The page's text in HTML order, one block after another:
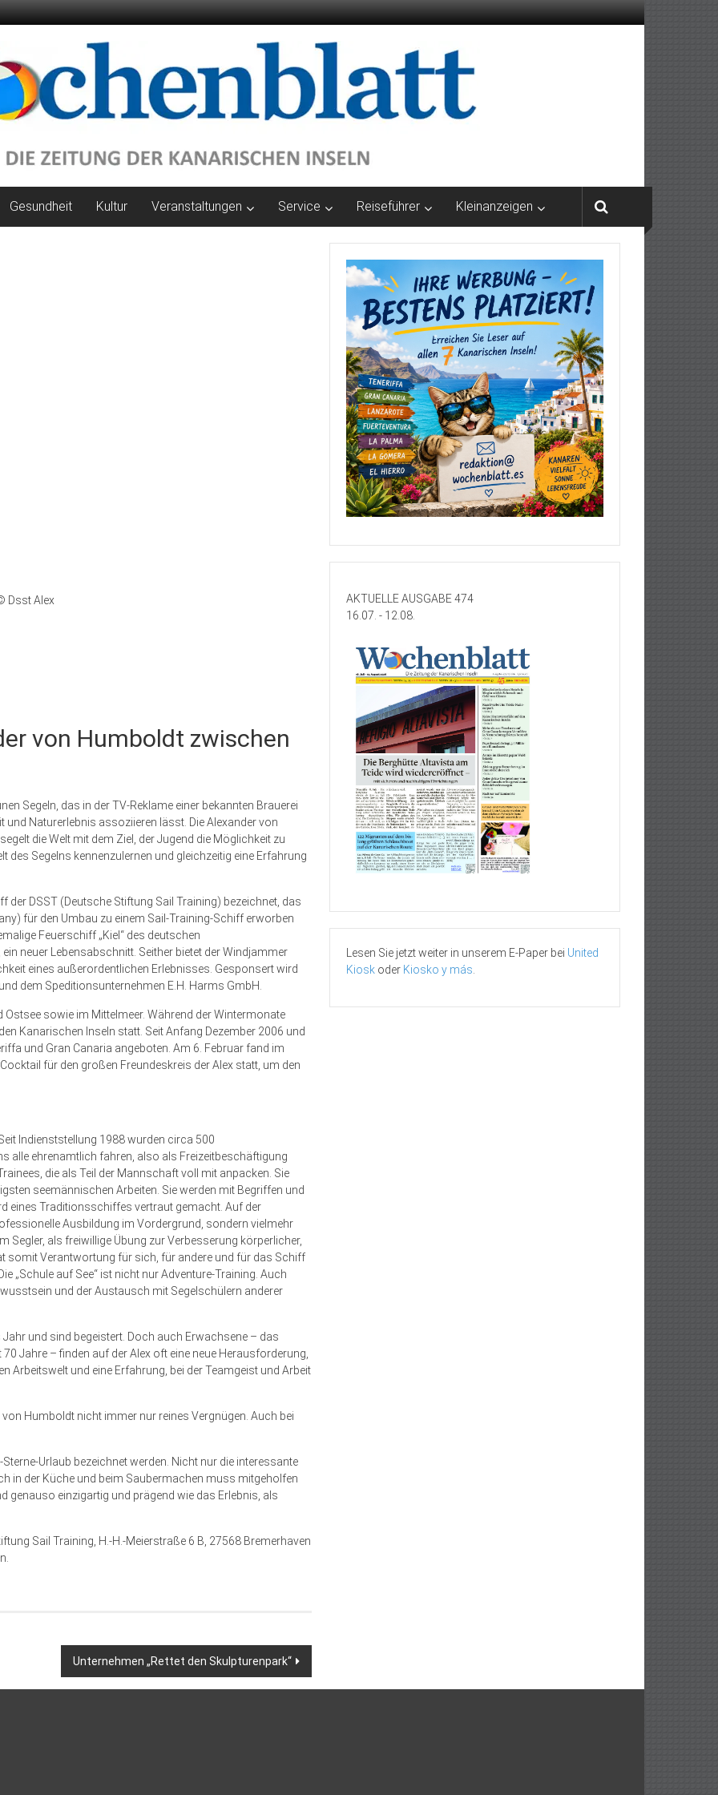
Gesundheit Kultur Veranstaltungen Service Reiseführer Kleinanzeigen
Dsst Alex
von Humboldt zwischen
Segeln, das in der TV-Reklame einer bekannten Brauerei
Naturerlebnis assoziieren lässt. Die Alexander von
die Welt mit dem Ziel, der Jugend die Möglichkeit zu
des Segelns kennenzulernen und gleichzeitig eine Erfahrung
der DSST (Deutsche Stiftung Sail Training) bezeichnet, das
für den Umbau zu einem Sail-Training-Schiff erworben
Feuerschiff „Kiel“ des deutschen
neuer Lebensabschnitt. Seither bietet der Windjammer
eines außerordentlichen Erlebnisses. Gesponsert wird
dem Speditionsunternehmen E.H. Harms GmbH.
sowie im Mittelmeer. Während der Wintermonate
Kanarischen Inseln statt. Seit Anfang Dezember 2006 und
und Gran Canaria angeboten. Am 6. Februar fand im
für den großen Freundeskreis der Alex statt, um den
Indienststellung 1988 wurden circa 500
alle ehrenamtlich fahren, also als Freizeitbeschäftigung
die als Teil der Mannschaft voll mit anpacken. Sie
seemännischen Arbeiten. Sie werden mit Begriffen und
eines Traditionsschiffes vertraut gemacht. Auf der
Ausbildung im Vordergrund, sondern vielmehr
Segler, als freiwillige Übung zur Verbesserung körperlicher,
somit Verantwortung für sich, für andere und für das Schiff
„Schule auf See“ ist nicht nur Adventure-Training. Auch
und der Austausch mit Segelschülern anderer
und sind begeistert. Doch auch Erwachsene – das
Jahre – finden auf der Alex oft eine neue Herausforderung,
Arbeitswelt und eine Erfahrung, bei der Teamgeist und Arbeit
Humboldt nicht immer nur reines Vergnügen. Auch bei
Urlaub bezeichnet werden. Nicht nur die interessante
in der Küche und beim Saubermachen muss mitgeholfen
genauso einzigartig und prägend wie das Erlebnis, als
Sail Training, H.-H.-Meierstraße 6 B, 27568 Bremerhaven
Unternehmen „Rettet den Skulpturenpark“
AKTUELLE AUSGABE 474
16.07. - 12.08.
Lesen Sie jetzt weiter in unserem E-Paper bei United
Kiosk oder Kiosko y más